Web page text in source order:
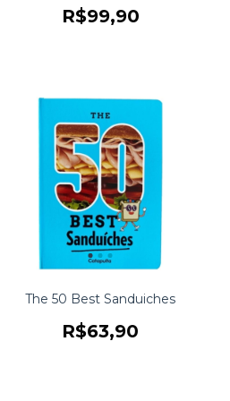
R$99,90
The 50 Best Sanduiches
R$63,90